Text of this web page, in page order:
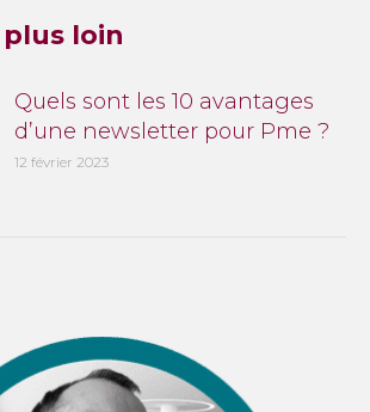
loin
Quels sont les 10 avantages
d’une newsletter pour Pme ?
12 février 2023